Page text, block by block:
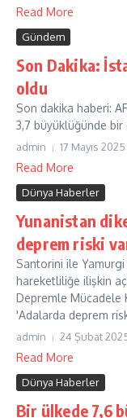
Read More
Gündem
Son Dakika:
oldu
Son dakika haberi:
3,7 büyüklüğünde bir
admin 17 Mayıs 2025
Read More
Dünya Haberler
Yunanistan
deprem riski
Santorini ile Yamurgi
hareketliliğe ilişkin
Depremle Mücadele
'Adalarda deprem
admin 24 Şubat
Read More
Dünya Haberler
Bir ülkede 7,6